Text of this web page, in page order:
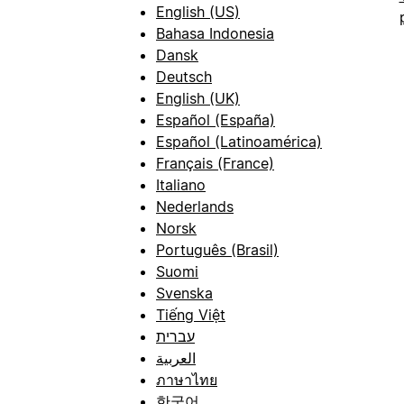
English (US)
Bahasa Indonesia
Dansk
Deutsch
English (UK)
Español (España)
Español (Latinoamérica)
Français (France)
Italiano
Nederlands
Norsk
Português (Brasil)
Suomi
Svenska
Tiếng Việt
עברית
العربية
ภาษาไทย